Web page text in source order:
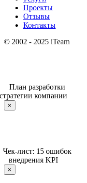
Проекты
Отзывы
Контакты
© 2002 - 2025 iTeam
×
×